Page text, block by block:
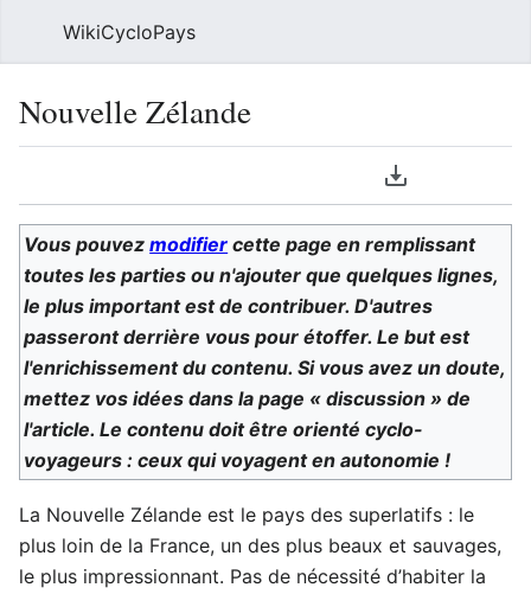
WikiCycloPays
Nouvelle Zélande
Télécharger le
Vous pouvezmodifier cette page en remplissant
toutes les parties ou n'ajouter que quelques lignes,
le plus important est de contribuer. D'autres
passeront derrière vous pour étoffer. Le but est
l'enrichissement du contenu. Si vous avez un doute,
mettez vos idées dans la page « discussion » de
l'article. Le contenu doit être orienté cyclo-
voyageurs : ceux qui voyagent en autonomie !
La Nouvelle Zélande est le pays des superlatifs : le
plus loin de la France, un des plus beaux et sauvages,
le plus impressionnant. Pas de nécessité d’habiter la